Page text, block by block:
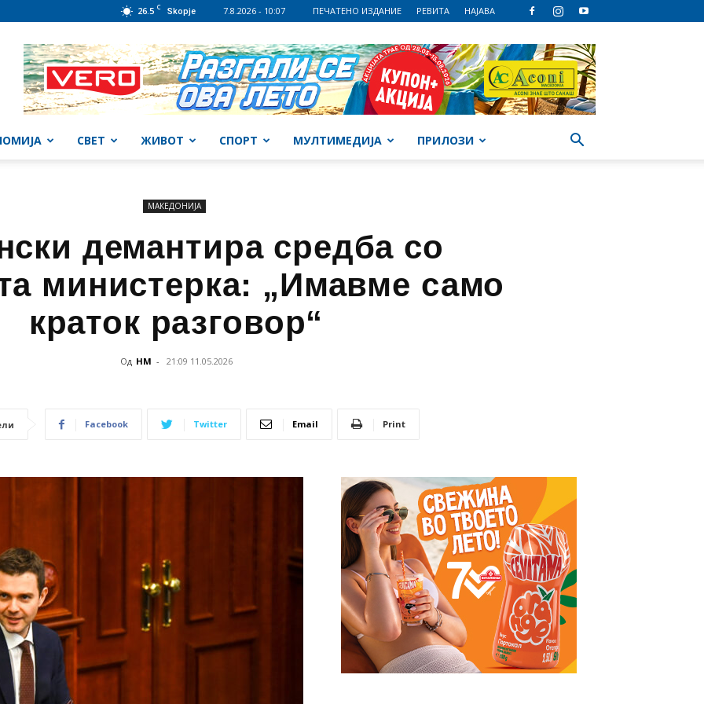
26.5 C Skopje 7.8.2026 - 10:07 ПЕЧАТЕНО ИЗДАНИЕ РЕВИТА НАЈАВА
СВЕТ ЖИВОТ СПОРТ МУЛТИМЕДИЈА ПРИЛОЗИ
МАКЕДОНИЈА
демантира средба со
министерка: „Имавме само
краток разговор“
Од НМ - 21:09 11.05.2026
Facebook Twitter Email Print